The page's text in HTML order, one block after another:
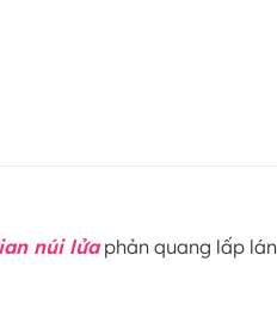
núi lửaphản quang lấp